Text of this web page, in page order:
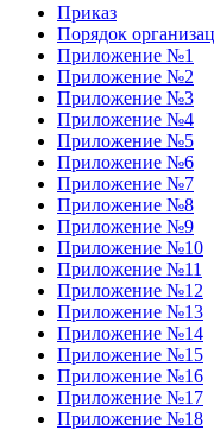
Приказ
Порядок
Приложение №1
Приложение №2
Приложение №3
Приложение №4
Приложение №5
Приложение №6
Приложение №7
Приложение №8
Приложение №9
Приложение №10
Приложение №11
Приложение №12
Приложение №13
Приложение №14
Приложение №15
Приложение №16
Приложение №17
Приложение №18